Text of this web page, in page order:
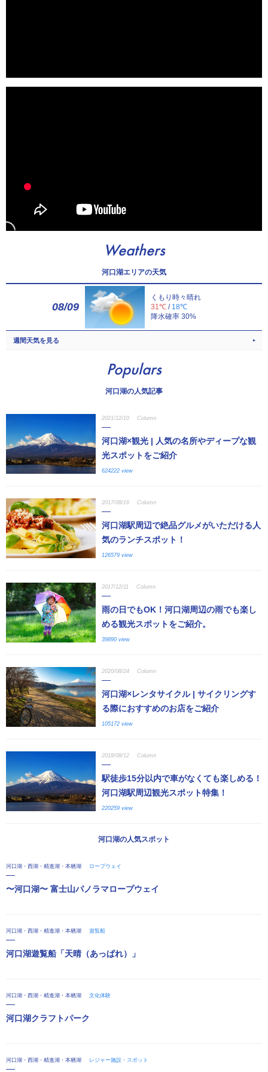
Weathers
河口湖エリアの天気
08/09
くもり時々晴れ
31℃ / 18℃
降水確率 30%
週間天気を見る
Populars
河口湖の人気記事
2021/12/10 Column
河口湖×観光 | 人気の名所やディープな観
光スポットをご紹介
624222 view
2017/08/16 Column
河口湖駅周辺で絶品グルメがいただける人
気のランチスポット！
126579 view
2017/12/11 Column
雨の日でもOK！河口湖周辺の雨でも楽し
める観光スポットをご紹介。
39890 view
2020/08/24 Column
河口湖×レンタサイクル | サイクリングす
る際におすすめのお店をご紹介
105172 view
2018/08/12 Column
駅徒歩15分以内で車がなくても楽しめる！
河口湖駅周辺観光スポット特集！
220259 view
河口湖の人気スポット
河口湖・西湖・精進湖・本栖湖 ロープウェイ
〜河口湖〜 富士山パノラマロープウェイ
河口湖・西湖・精進湖・本栖湖 遊覧船
河口湖遊覧船「天晴（あっぱれ）」
河口湖・西湖・精進湖・本栖湖 文化体験
河口湖クラフトパーク
河口湖・西湖・精進湖・本栖湖 レジャー施設・スポット